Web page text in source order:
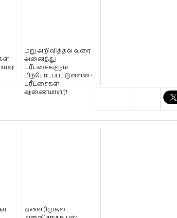
மறு அறிவித்தல் வரை
அனைத்து
பரீட்சைகளும்
பிற்போடப்பட்டுள்ளன -
பரீட்சைகள்
ஆணையாளர்!
ஜனவரிமுதல்